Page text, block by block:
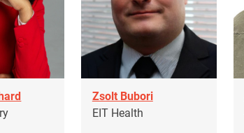
Zsolt Bubori
EIT Health